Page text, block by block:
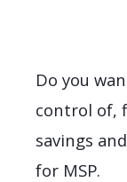
Do you
control of,
savings
for MSP.